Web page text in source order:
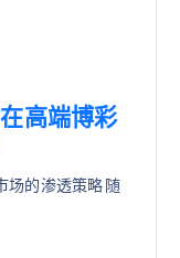
高端博彩
场的渗透策略 随